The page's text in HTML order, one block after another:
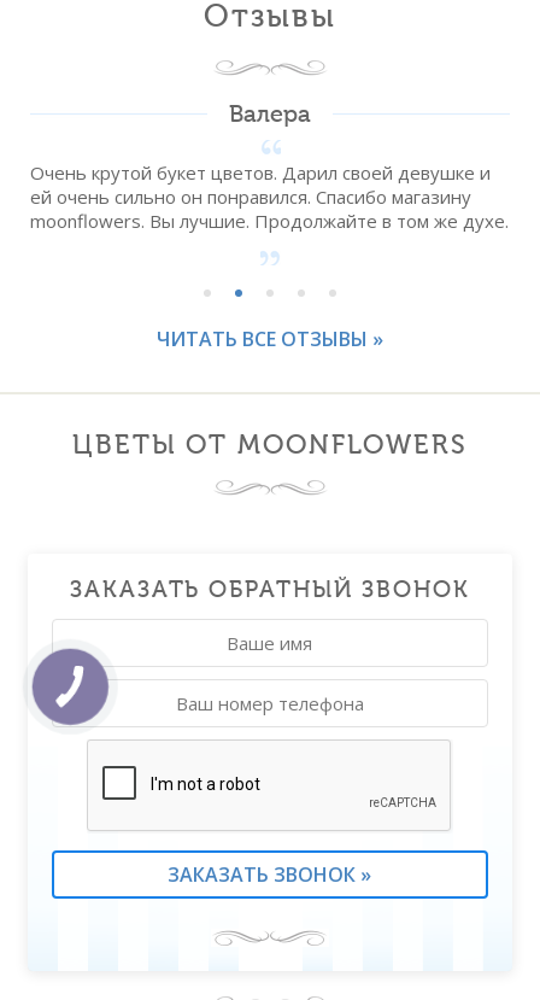
Отзывы
Валера
Очень крутой букет цветов. Дарил своей девушке и
ей очень сильно он понравился. Спасибо магазину
moonflowers. Вы лучшие. Продолжайте в том же духе.
ЧИТАТЬ ВСЕ ОТЗЫВЫ »
ЦВЕТЫ ОТ MOONFLOWERS
ЗАКАЗАТЬ ОБРАТНЫЙ ЗВОНОК